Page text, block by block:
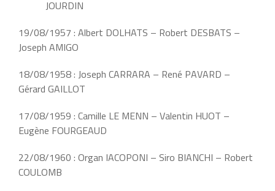
JOURDIN
19/08/1957 : Albert DOLHATS – Robert DESBATS –
Joseph AMIGO
18/08/1958 : Joseph CARRARA – René PAVARD –
Gérard GAILLOT
17/08/1959 : Camille LE MENN – Valentin HUOT –
Eugène FOURGEAUD
22/08/1960 : Organ IACOPONI – Siro BIANCHI – Robert
COULOMB